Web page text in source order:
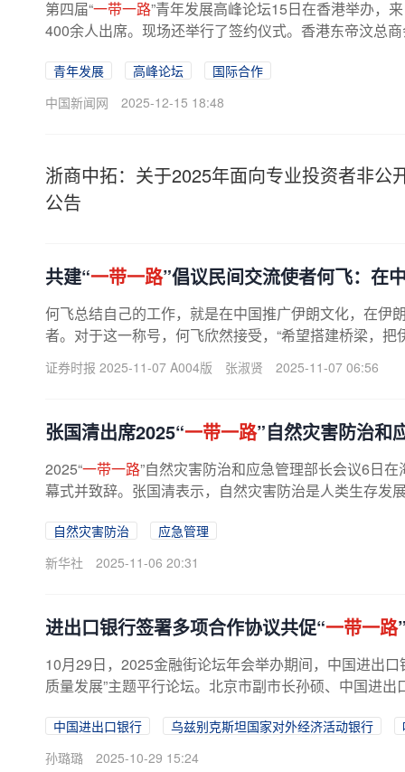
第四届“一带一路”青年发展高峰论坛15日在香港举办，来
400余人出席。现场还举行了签约仪式。香港东帝汶总
青年发展 高峰论坛
国际合作
中国新闻网
2025-12-15 18:48
浙商中拓：关于2025年面向专业投资者非公
公告
共建“一带一路”倡议民间交流使者何飞：在
何飞总结自己的工作，就是在中国推广伊朗文化，在伊
者。对于这一称号，何飞欣然接受，“希望搭建桥梁，
证券时报 2025-11-07 A004版 张淑贤 2025-11-07 06:56
张国清出席2025“一带一路”自然灾害防治和
2025“一带一路”自然灾害防治和应急管理部长会议6日
幕式并致辞。张国清表示，自然灾害防治是人类生存发
自然灾害防治
应急管理
新华社
2025-11-06 20:31
进出口银行签署多项合作协议共促“一带一路
10月29日，2025金融街论坛年会举办期间，中国进出
质量发展”主题平行论坛。北京市副市长孙硕、中国进
中国进出口银行 乌兹别克斯坦国家对外经济活动银行
孙璐璐
2025-10-29 15:24